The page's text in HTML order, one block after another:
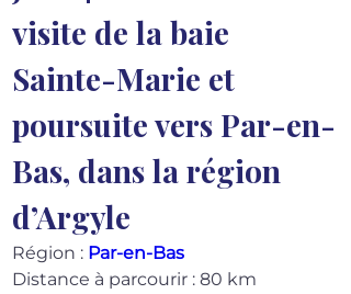
visite de la baie
Sainte-Marie et
poursuite vers Par-en-
Bas, dans la région
d’Argyle
Région : Par-en-Bas
Distance à parcourir : 80 km